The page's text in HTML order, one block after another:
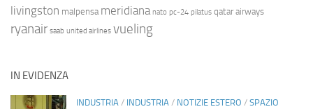
livingston malpensa meridiana nato pc-24 pilatus qatar airways
ryanair saab united airlines vueling
IN EVIDENZA
INDUSTRIA / INDUSTRIA / NOTIZIE ESTERO / SPAZIO